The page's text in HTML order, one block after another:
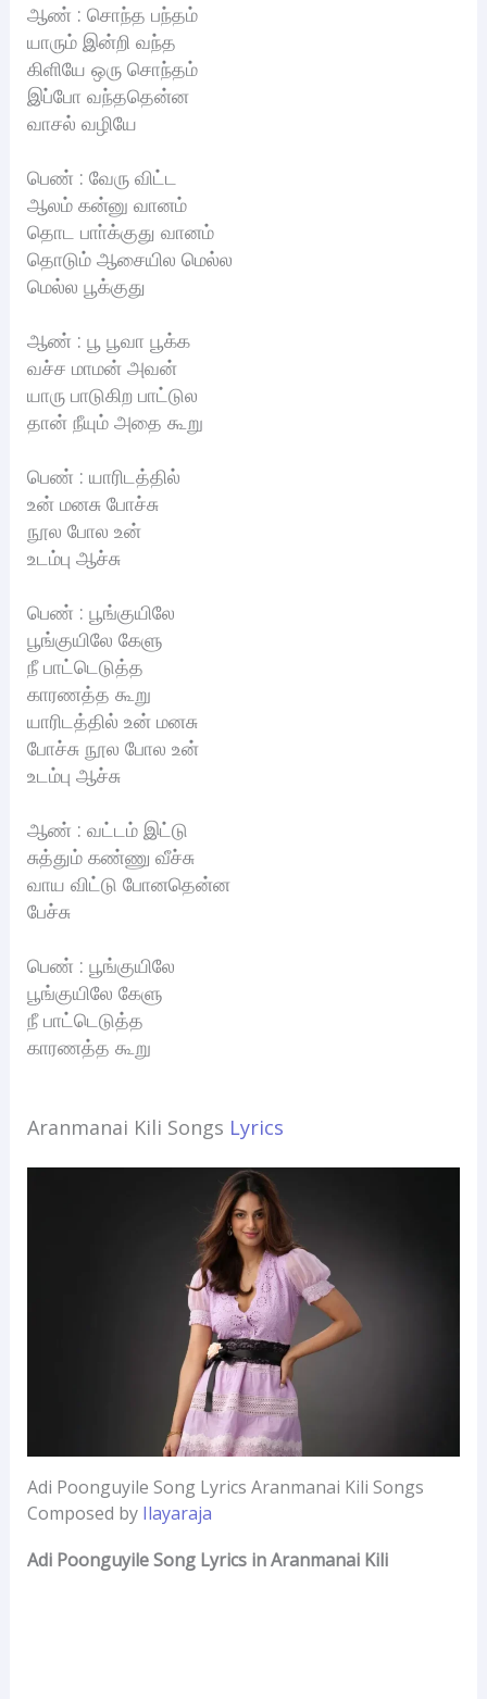
ஆண் : சொந்த பந்தம்
யாரும் இன்றி வந்த
கிளியே ஒரு சொந்தம்
இப்போ வந்ததென்ன
வாசல் வழியே
பெண் : வேரு விட்ட
ஆலம் கன்னு வானம்
தொட பாா்க்குது வானம்
தொடும் ஆசையில மெல்ல
மெல்ல பூக்குது
ஆண் : பூ பூவா பூக்க
வச்ச மாமன் அவன்
யாரு பாடுகிற பாட்டுல
தான் நீயும் அதை கூறு
பெண் : யாரிடத்தில்
உன் மனசு போச்சு
நூல போல உன்
உடம்பு ஆச்சு
பெண் : பூங்குயிலே
பூங்குயிலே கேளு
நீ பாட்டெடுத்த
காரணத்த கூறு
யாரிடத்தில் உன் மனசு
போச்சு நூல போல உன்
உடம்பு ஆச்சு
ஆண் : வட்டம் இட்டு
சுத்தும் கண்ணு வீச்சு
வாய விட்டு போனதென்ன
பேச்சு
பெண் : பூங்குயிலே
பூங்குயிலே கேளு
நீ பாட்டெடுத்த
காரணத்த கூறு
Aranmanai Kili Songs Lyrics
Adi Poonguyile Song Lyrics Aranmanai Kili Songs
Composed by Ilayaraja
Adi Poonguyile Song Lyrics in Aranmanai Kili